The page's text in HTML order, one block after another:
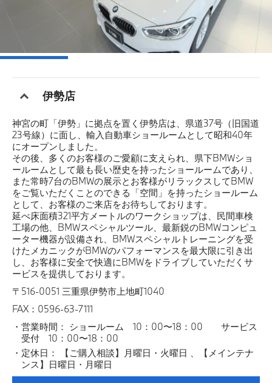
伊勢店
神宮の町「伊勢」に拠点を置く伊勢店は、県道37号（旧国道
23号線）に面し、輸入自動車ショールームとして昭和40年
にオープンしました。
その後、多くのお客様のご愛顧に支えられ、県下BMWショ
ールームとして最も長い歴史を持ったショールームであり、
また常時7台のBMWの展示とお客様がリラックスしてBMW
をご覧いただくことのできる「空間」を持ったショールーム
として、お客様のご来店をお待ちしております。
延べ床面積321平方メートルのワークショップは、民間車検
工場の他、BMWスペシャルツール、最新鋭のBMWコンピュ
ーター機器が設備され、BMWスペシャルトレーニングを受
けたメカニックがBMWのパフォーマンスを最大限に引き出
し、お客様に安全で快適にBMWをドライブしていただくサ
ービスを提供しております。
〒516-0051 三重県伊勢市上地町1040
FAX：0596-63-7111
営業時間： ショールーム 10：00〜18：00 サービス
受付 10：00〜18：00
定休日： 【ご購入相談】月曜日・火曜日 、【メインテナ
ンス】日曜日・月曜日